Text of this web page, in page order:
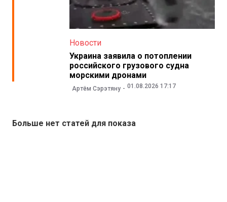
Новости
Украина заявила о потоплении
российского грузового судна
морскими дронами
Артём Сэрэтяну 01.08.2026 17:17
Больше нет статей для показа